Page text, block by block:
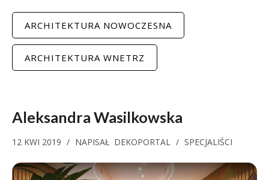
ARCHITEKTURA NOWOCZESNA
ARCHITEKTURA WNETRZ
Aleksandra Wasilkowska
12 KWI 2019 / NAPISAŁ DEKOPORTAL / SPECJALIŚCI